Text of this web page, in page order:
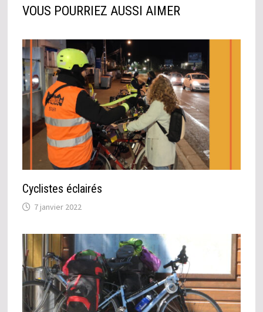
VOUS POURRIEZ AUSSI AIMER
Cyclistes éclairés
7 janvier 2022